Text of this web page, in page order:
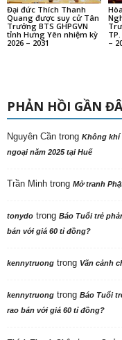
Đại đức Thích Thanh
Quang được suy cử Tân
Trưởng BTS GHPGVN
tỉnh Hưng Yên nhiệm kỳ
2026 – 2031
–
PHẢN HỒI GẦN
Nguyên Cần trong Không khí
ngoại năm 2025 tại Huế
Trần Minh trong Mở tranh
tonydo trong Báo Tuổi trẻ
bán với giá 60 tỉ đồng?
kennytruong trong Vãn cảnh
kennytruong trong Báo Tuổi
rao bán với giá 60 tỉ đồng?